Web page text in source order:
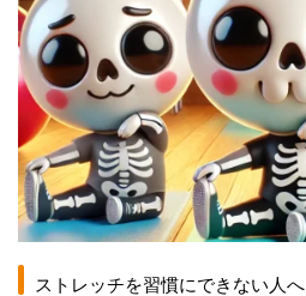
ストレッチを習慣にできない人へ